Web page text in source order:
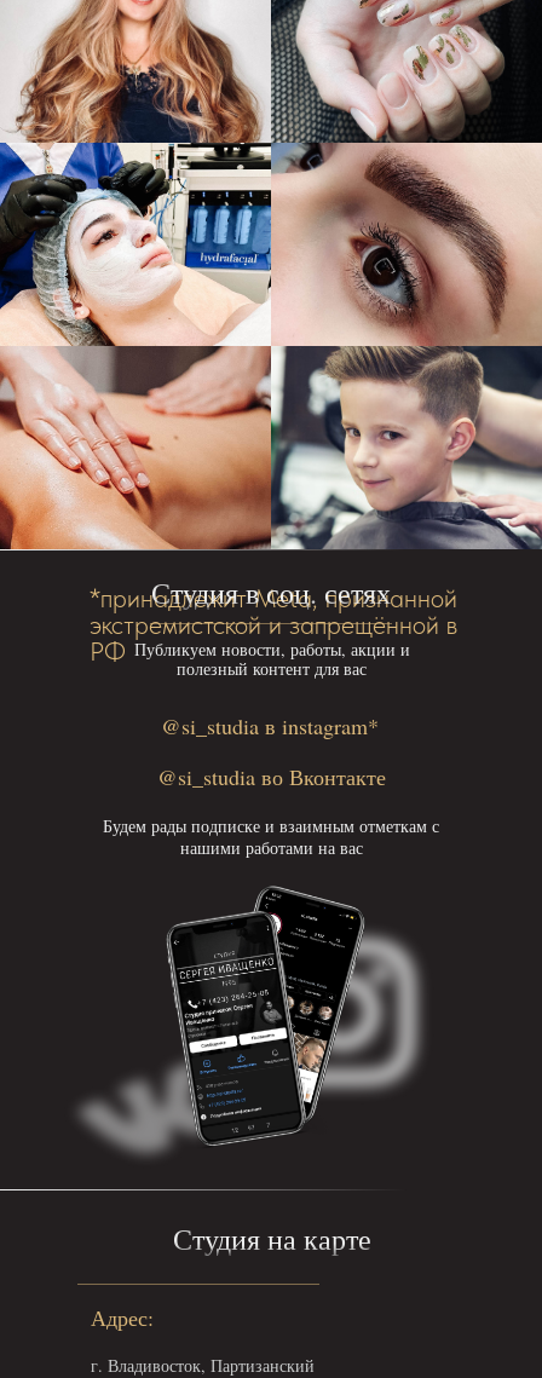
*принадлежит Meta, признанной
экстремистской и запрещённой в
РФ
@si_studia в instagram*
@si_studia во Вконтакте
Публикуем новости, работы, акции и
полезный контент для вас
Будем рады подписке и взаимным отметкам с
нашими работами на вас
Студия в соц. сетях
Студия на карте
Адрес:
г. Владивосток, Партизанский